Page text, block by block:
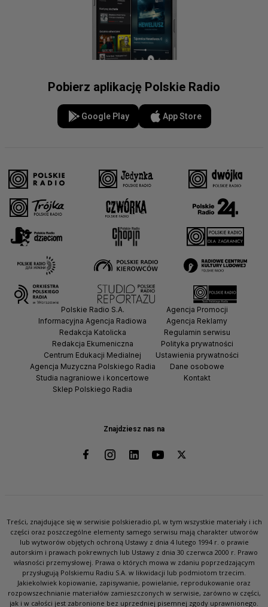
Pobierz aplikację Polskie Radio
Google Play App Store
Znajdziesz nas na
Polskie Radio S.A.
Informacyjna Agencja Radiowa
Redakcja Katolicka
Redakcja Ekumeniczna
Centrum Edukacji Medialnej
Agencja Muzyczna Polskiego Radia
Studia nagraniowe i koncertowe
Sklep Polskiego Radia
Agencja Promocji
Agencja Reklamy
Regulamin serwisu
Polityka prywatności
Ustawienia prywatności
Dane osobowe
Kontakt
Treści, znajdujące się w serwisie polskieradio.pl, w tym wszystkie materiały i ich
części oraz poszczególne elementy samego serwisu mają charakter utworów
lub wytworów objętych ochroną Ustawy z dnia 4 lutego 1994 r. o prawie
autorskim i prawach pokrewnych lub Ustawy z dnia 30 czerwca 2000 r. Prawo
własności przemysłowej. Prawa o których mowa w zdaniu poprzedzającym
przysługują Polskiemu Radiu S.A. w likwidacji lub podmiotom trzecim.
Jakiekolwiek kopiowanie, zapisywanie, powielanie, reprodukowanie oraz
rozpowszechnianie materiałów zamieszczonych w serwisie, zarówno w części,
jak i w całości jest zabronione bez uprzedniej pisemnej zgody uprawnionego.